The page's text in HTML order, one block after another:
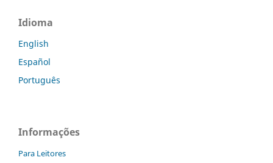
Idioma
English
Español
Português
Informações
Para Leitores